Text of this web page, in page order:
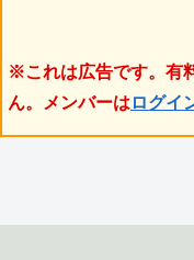
※これは広告です。有
ん。メンバーは ログイ